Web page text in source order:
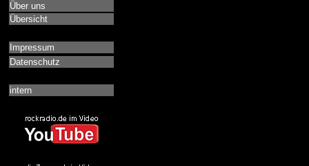
Über uns
Übersicht
Impressum
Datenschutz
intern